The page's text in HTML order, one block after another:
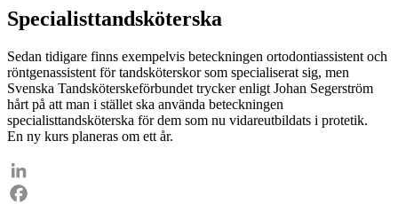
Specialisttandsköterska
Sedan tidigare finns exempelvis beteckningen ortodontiassistent och
röntgenassistent för tandsköterskor som specialiserat sig, men
Svenska Tandsköterskeförbundet trycker enligt Johan Segerström
hårt på att man i stället ska använda beteckningen
specialisttandsköterska för dem som nu vidareutbildats i protetik.
En ny kurs planeras om ett år.
LinkedIn